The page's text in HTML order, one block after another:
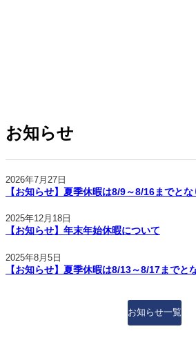
お知らせ
2026年7月27日
【お知らせ】夏季休暇は8/9～8/16までと
2025年12月18日
【お知らせ】年末年始休暇について
2025年8月5日
【お知らせ】夏季休暇は8/13～8/17までと
お知らせ一覧